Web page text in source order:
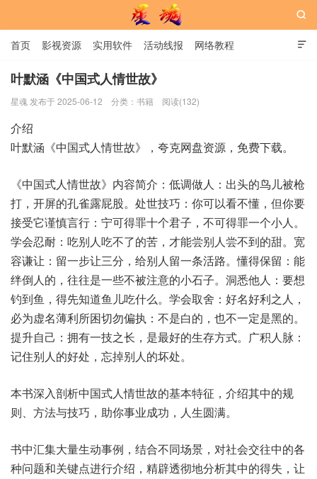

首页 影视资源 实用软件 活动线报 网络教程
用户中心 书籍 娱乐

叶默涵《中国式人情世故》
星魂 发布于 2025-06-12 分类： 书籍 阅读(132)
介绍
叶默涵《中国式人情世故》，夸克网盘资源，免费下载。
《中国式人情世故》内容简介：低调做人：出头的鸟儿被枪
打，开屏的孔雀露屁股。处世技巧：你可以看不懂，但你要
接受它谨慎言行：宁可得罪十个君子，不可得罪一个小人。
学会忍耐：吃别人吃不了的苦，才能尝别人尝不到的甜。宽
容谦让：留一步让三分，给别人留一条活路。懂得保留：能
绊倒人的，往往是一些不被注意的小石子。洞悉他人：要想
钓到鱼，得先知道鱼儿吃什么。学会取舍：好名好利之人，
必为虚名薄利所困切勿偏执：不是白的，也不一定是黑的。
提升自己：拥有一技之长，是最好的生存方式。广积人脉：
记住别人的好处，忘掉别人的坏处。
本书深入剖析中国式人情世故的基本特征，介绍其中的规
则、方法与技巧，助你事业成功，人生圆满。
书中汇集大量生动事例，结合不同场景，对社会交往中的各
种问题和关键点进行介绍，精辟透彻地分析其中的得失，让